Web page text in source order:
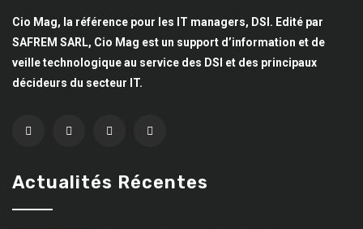
Cio Mag, la référence pour les IT managers, DSI. Edité par
SAFREM SARL, Cio Mag est un support d’information et de
veille technologique au service des DSI et des principaux
décideurs du secteur IT.
Actualités Récentes